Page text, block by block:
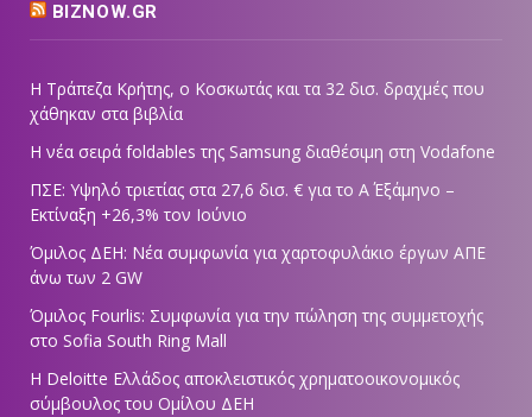
BIZNOW.GR
Η Τράπεζα Κρήτης, ο Κοσκωτάς και τα 32 δισ. δραχμές που
χάθηκαν στα βιβλία
Η νέα σειρά foldables της Samsung διαθέσιμη στη Vodafone
ΠΣΕ: Υψηλό τριετίας στα 27,6 δισ. € για το Α΄ Εξάμηνο –
Εκτίναξη +26,3% τον Ιούνιο
Όμιλος ΔΕΗ: Νέα συμφωνία για χαρτοφυλάκιο έργων ΑΠΕ
άνω των 2 GW
Όμιλος Fourlis: Συμφωνία για την πώληση της συμμετοχής
στο Sofia South Ring Mall
Η Deloitte Ελλάδος αποκλειστικός χρηματοοικονομικός
σύμβουλος του Ομίλου ΔΕΗ